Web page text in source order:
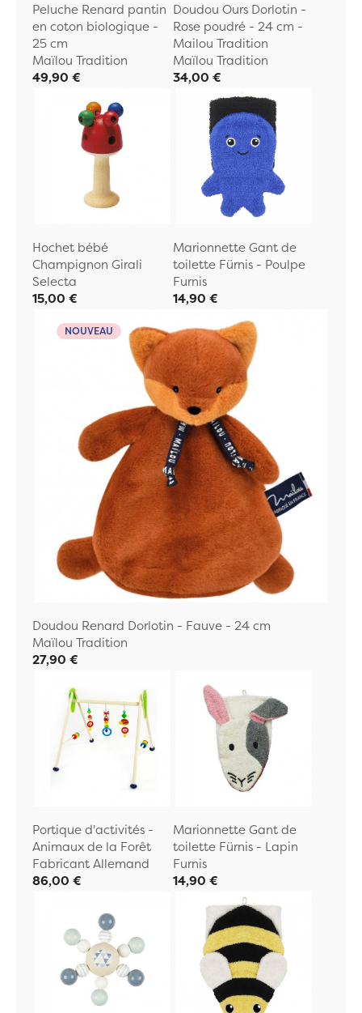
Peluche Renard pantin
en coton biologique -
25 cm
Maïlou Tradition
49,90 €
Doudou Ours Dorlotin -
Rose poudré - 24 cm -
Mailou Tradition
Maïlou Tradition
34,00 €
Hochet bébé
Champignon Girali
Selecta
15,00 €
Marionnette Gant de
toilette Fürnis - Poulpe
Furnis
14,90 €
NOUVEAU
Doudou Renard Dorlotin - Fauve - 24 cm
Maïlou Tradition
27,90 €
Portique d'activités -
Animaux de la Forêt
Fabricant Allemand
86,00 €
Marionnette Gant de
toilette Fürnis - Lapin
Furnis
14,90 €